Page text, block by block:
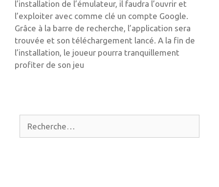
l’installation de l’émulateur, il faudra l’ouvrir et
l’exploiter avec comme clé un compte Google.
Grâce à la barre de recherche, l’application sera
trouvée et son téléchargement lancé. A la fin de
l’installation, le joueur pourra tranquillement
profiter de son jeu